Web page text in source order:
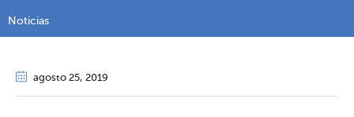
Noticias
agosto 25, 2019